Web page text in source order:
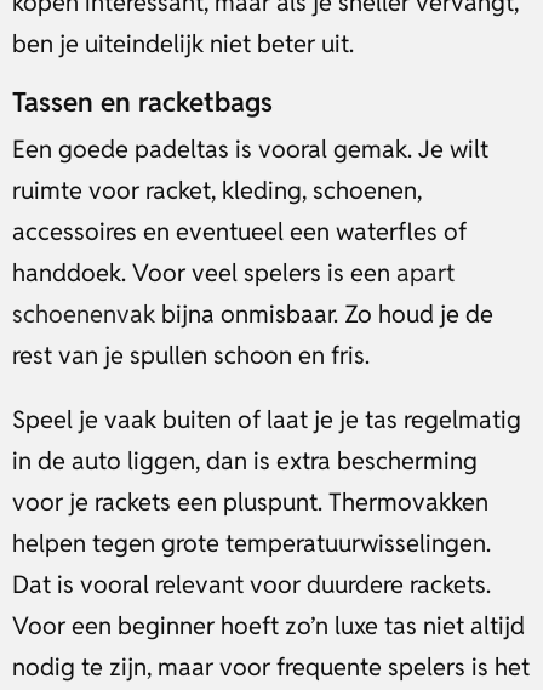
ben je uiteindelijk niet beter uit.
Tassen en racketbags
Een goede padeltas is vooral gemak. Je wilt
ruimte voor racket, kleding, schoenen,
accessoires en eventueel een waterfles of
handdoek. Voor veel spelers is een apart
schoenenvak bijna onmisbaar. Zo houd je de
rest van je spullen schoon en fris.
Speel je vaak buiten of laat je je tas regelmatig
in de auto liggen, dan is extra bescherming
voor je rackets een pluspunt. Thermovakken
helpen tegen grote temperatuurwisselingen.
Dat is vooral relevant voor duurdere rackets.
Voor een beginner hoeft zo’n luxe tas niet altijd
nodig te zijn, maar voor frequente spelers is het